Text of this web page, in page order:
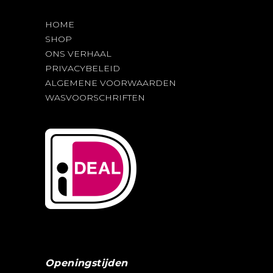
HOME
SHOP
ONS VERHAAL
PRIVACYBELEID
ALGEMENE VOORWAARDEN
WASVOORSCHRIFTEN
Openingstijden